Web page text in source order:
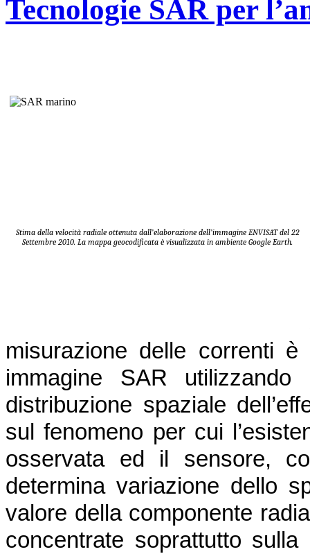
Tecnologie SAR per
Stima della velocità radiale ottenuta dall’elaborazione dell’immagine ENVISAT del 22
Settembre 2010. La mappa geocodificata è visualizzata in ambiente Google Earth.
misurazione delle correnti
immagine SAR
distribuzione spaziale
sul fenomeno per cui
osservata ed il sensore,
determina variazione dello
valore della componente
concentrate soprattutto